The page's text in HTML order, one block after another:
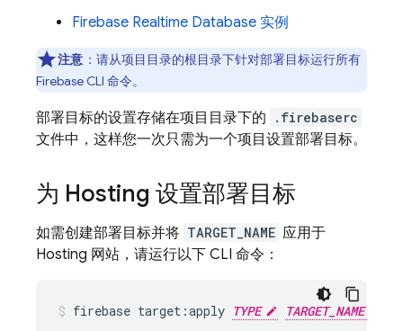
Firebase Realtime Database 实例
注意 ：请从项目目录的根目录下针对部署目标运行所有
Firebase CLI 命令。
部署目标的设置存储在项目目录下的 .firebaserc
文件中，这样您一次只需为一个项目设置部署目标。
为 Hosting 设置部署目标
如需创建部署目标并将 TARGET_NAME 应用于
Hosting 网站，请运行以下 CLI 命令：
firebase target:apply TYPE TARGET_NAME